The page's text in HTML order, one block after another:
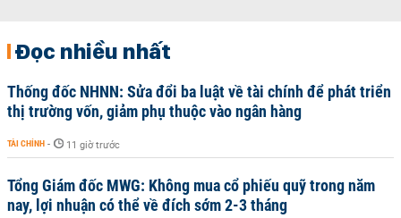
Đọc nhiều nhất
Thống đốc NHNN: Sửa đổi ba luật về tài chính để phát triển
thị trường vốn, giảm phụ thuộc vào ngân hàng
TÀI CHÍNH - 11 giờ trước
Tổng Giám đốc MWG: Không mua cổ phiếu quỹ trong năm
nay, lợi nhuận có thể về đích sớm 2-3 tháng